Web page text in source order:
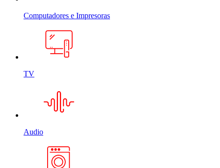
Computadores e Impresoras
TV
Audio